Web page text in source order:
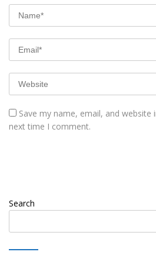
Save my name, email, and
next time I comment.
Search